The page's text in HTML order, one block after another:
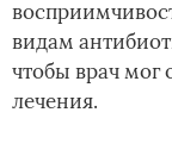
видам
чтобы врач мог
лечения.